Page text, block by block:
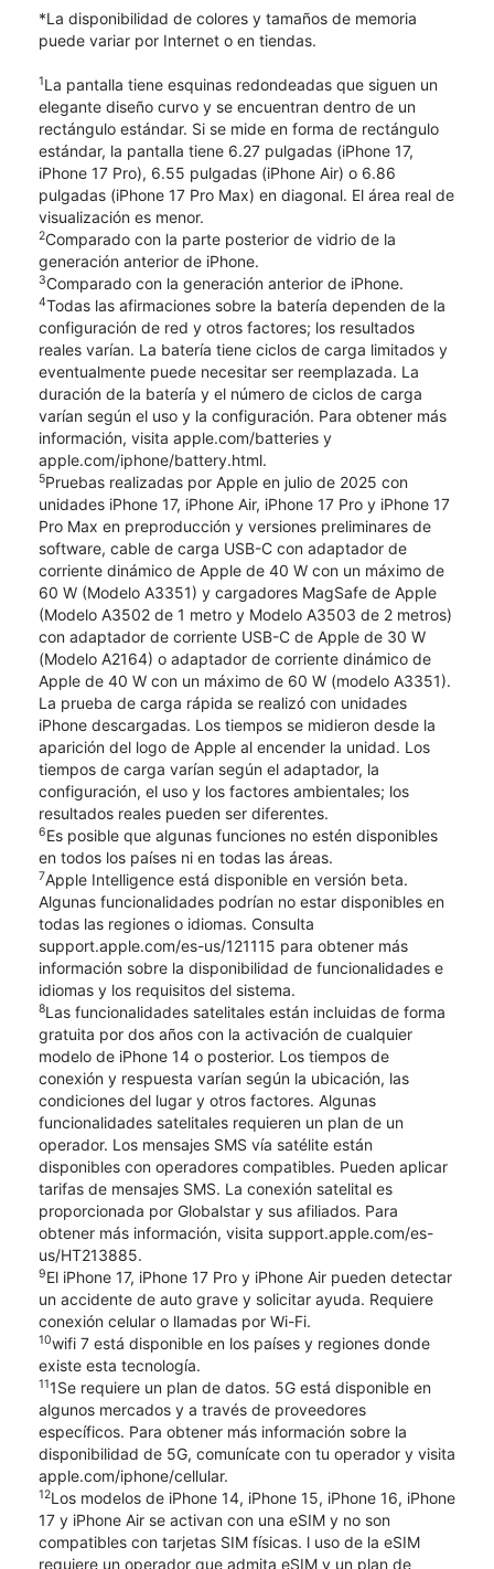
*La disponibilidad de colores y tamaños de memoria
puede variar por Internet o en tiendas.
1La pantalla tiene esquinas redondeadas que siguen un
elegante diseño curvo y se encuentran dentro de un
rectángulo estándar. Si se mide en forma de rectángulo
estándar, la pantalla tiene 6.27 pulgadas (iPhone 17,
iPhone 17 Pro), 6.55 pulgadas (iPhone Air) o 6.86
pulgadas (iPhone 17 Pro Max) en diagonal. El área real de
visualización es menor.
2Comparado con la parte posterior de vidrio de la
generación anterior de iPhone.
3Comparado con la generación anterior de iPhone.
4Todas las afirmaciones sobre la batería dependen de la
configuración de red y otros factores; los resultados
reales varían. La batería tiene ciclos de carga limitados y
eventualmente puede necesitar ser reemplazada. La
duración de la batería y el número de ciclos de carga
varían según el uso y la configuración. Para obtener más
información, visita apple.com/batteries y
apple.com/iphone/battery.html.
5Pruebas realizadas por Apple en julio de 2025 con
unidades iPhone 17, iPhone Air, iPhone 17 Pro y iPhone 17
Pro Max en preproducción y versiones preliminares de
software, cable de carga USB-C con adaptador de
corriente dinámico de Apple de 40 W con un máximo de
60 W (Modelo A3351) y cargadores MagSafe de Apple
(Modelo A3502 de 1 metro y Modelo A3503 de 2 metros)
con adaptador de corriente USB-C de Apple de 30 W
(Modelo A2164) o adaptador de corriente dinámico de
Apple de 40 W con un máximo de 60 W (modelo A3351).
La prueba de carga rápida se realizó con unidades
iPhone descargadas. Los tiempos se midieron desde la
aparición del logo de Apple al encender la unidad. Los
tiempos de carga varían según el adaptador, la
configuración, el uso y los factores ambientales; los
resultados reales pueden ser diferentes.
6Es posible que algunas funciones no estén disponibles
en todos los países ni en todas las áreas.
7Apple Intelligence está disponible en versión beta.
Algunas funcionalidades podrían no estar disponibles en
todas las regiones o idiomas. Consulta
support.apple.com/es-us/121115 para obtener más
información sobre la disponibilidad de funcionalidades e
idiomas y los requisitos del sistema.
8Las funcionalidades satelitales están incluidas de forma
gratuita por dos años con la activación de cualquier
modelo de iPhone 14 o posterior. Los tiempos de
conexión y respuesta varían según la ubicación, las
condiciones del lugar y otros factores. Algunas
funcionalidades satelitales requieren un plan de un
operador. Los mensajes SMS vía satélite están
disponibles con operadores compatibles. Pueden aplicar
tarifas de mensajes SMS. La conexión satelital es
proporcionada por Globalstar y sus afiliados. Para
obtener más información, visita support.apple.com/es-
us/HT213885.
9El iPhone 17, iPhone 17 Pro y iPhone Air pueden detectar
un accidente de auto grave y solicitar ayuda. Requiere
conexión celular o llamadas por Wi-Fi.
10wifi 7 está disponible en los países y regiones donde
existe esta tecnología.
111Se requiere un plan de datos. 5G está disponible en
algunos mercados y a través de proveedores
específicos. Para obtener más información sobre la
disponibilidad de 5G, comunícate con tu operador y visita
apple.com/iphone/cellular.
12Los modelos de iPhone 14, iPhone 15, iPhone 16, iPhone
17 y iPhone Air se activan con una eSIM y no son
compatibles con tarjetas SIM físicas. l uso de la eSIM
requiere un operador que admita eSIM y un plan de